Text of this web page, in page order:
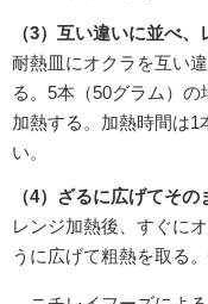
（3）互い違いに並べ
耐熱皿にオクラを互い
る。5本（50グラム）
加熱する。加熱時間は1
い。
（4）ざるに広げてそ
レンジ加熱後、すぐに
うに広げて粗熱を取る